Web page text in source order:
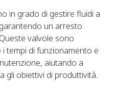
in grado di gestire fluidi a
un arresto
valvole sono
tempi di funzionamento e
aiutando a
gli obiettivi di produttività.